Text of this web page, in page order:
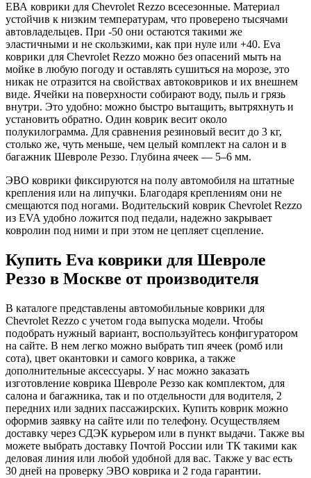
ЕВА коврики для Chevrolet Rezzo всесезонные. Материал
устойчив к низким температурам, что проверено тысячами
автовладельцев. При -50 они остаются такими же
эластичными и не скользкими, как при нуле или +40. Eva
коврики для Chevrolet Rezzo можно без опасений мыть на
мойке в любую погоду и оставлять сушиться на морозе, это
никак не отразится на свойствах автоковриков и их внешнем
виде. Ячейки на поверхности собирают воду, пыль и грязь
внутри. Это удобно: можно быстро вытащить, вытряхнуть и
установить обратно. Один коврик весит около
полукилограмма. Для сравнения резиновый весит до 3 кг,
столько же, чуть меньше, чем целый комплект на салон и в
багажник Шевроле Реззо. Глубина ячеек — 5–6 мм.
ЭВО коврики фиксируются на полу автомобиля на штатные
крепления или на липучки. Благодаря креплениям они не
смещаются под ногами. Водительский коврик Chevrolet Rezzo
из EVA удобно ложится под педали, надежно закрывает
ковролин под ними и при этом не цепляет сцепление.
Купить Eva коврики для Шевроле
Реззо в Москве от производителя
В каталоге представлены автомобильные коврики для
Chevrolet Rezzo с учетом года выпуска модели. Чтобы
подобрать нужный вариант, воспользуйтесь конфигуратором
на сайте. В нем легко можно выбрать тип ячеек (ромб или
сота), цвет окантовки и самого коврика, а также
дополнительные аксессуары. У нас можно заказать
изготовление коврика Шевроле Реззо как комплектом, для
салона и багажника, так и по отдельности для водителя, 2
передних или задних пассажирских. Купить коврик можно
оформив заявку на сайте или по телефону. Осуществляем
доставку через СДЭК курьером или в пункт выдачи. Также вы
можете выбрать доставку Почтой России или ТК такими как
деловая линия или любой удобной для вас. Также у вас есть
30 дней на проверку ЭВО коврика и 2 года гарантии.